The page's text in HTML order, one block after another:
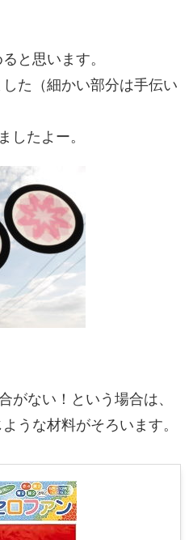
と思います。
た（細かい部分は手伝い
したよー。
がない！という場合は、
うな材料がそろいます。